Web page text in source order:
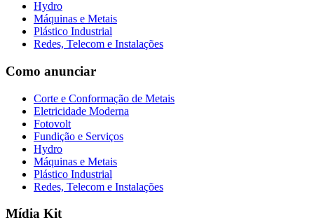
Hydro
Máquinas e Metais
Plástico Industrial
Redes, Telecom e Instalações
Como anunciar
Corte e Conformação de Metais
Eletricidade Moderna
Fotovolt
Fundição e Serviços
Hydro
Máquinas e Metais
Plástico Industrial
Redes, Telecom e Instalações
Mídia Kit